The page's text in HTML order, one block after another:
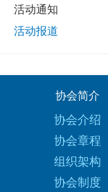
活动通知
活动报道
协会简介
协会介绍
协会章程
组织架构
协会制度